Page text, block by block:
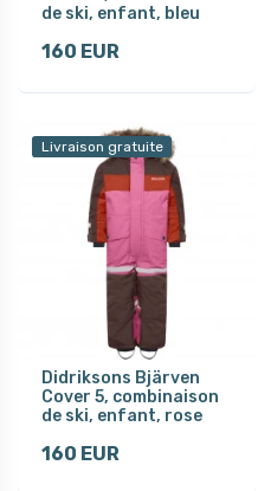
de ski, enfant, bleu
160 EUR
Livraison gratuite
Didriksons Bjärven
Cover 5, combinaison
de ski, enfant, rose
160 EUR